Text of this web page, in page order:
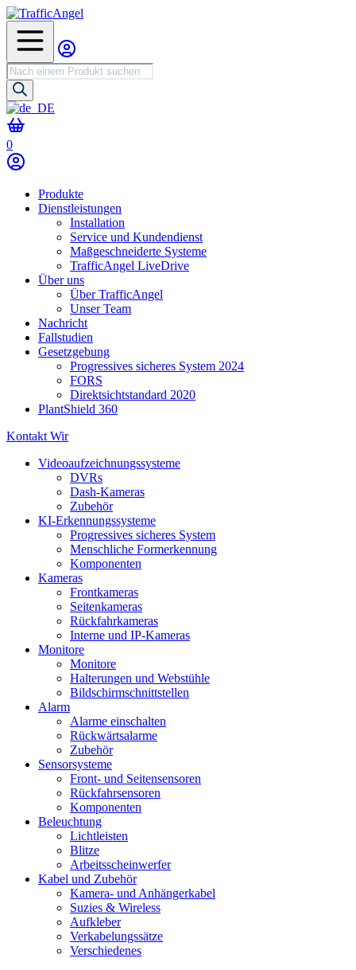
Produktsuche
0
Produkte
Dienstleistungen
Installation
Service und Kundendienst
Maßgeschneiderte Systeme
TrafficAngel LiveDrive
Über uns
Über TrafficAngel
Unser Team
Nachricht
Fallstudien
Gesetzgebung
Progressives sicheres System 2024
FORS
Direktsichtstandard 2020
PlantShield 360
Kontakt Wir
Videoaufzeichnungssysteme
DVRs
Dash-Kameras
Zubehör
KI-Erkennungssysteme
Progressives sicheres System
Menschliche Formerkennung
Komponenten
Kameras
Frontkameras
Seitenkameras
Rückfahrkameras
Interne und IP-Kameras
Monitore
Monitore
Halterungen und Webstühle
Bildschirmschnittstellen
Alarm
Alarme einschalten
Rückwärtsalarme
Zubehör
Sensorsysteme
Front- und Seitensensoren
Rückfahrsensoren
Komponenten
Beleuchtung
Lichtleisten
Blitze
Arbeitsscheinwerfer
Kabel und Zubehör
Kamera- und Anhängerkabel
Suzies & Wireless
Aufkleber
Verkabelungssätze
Verschiedenes